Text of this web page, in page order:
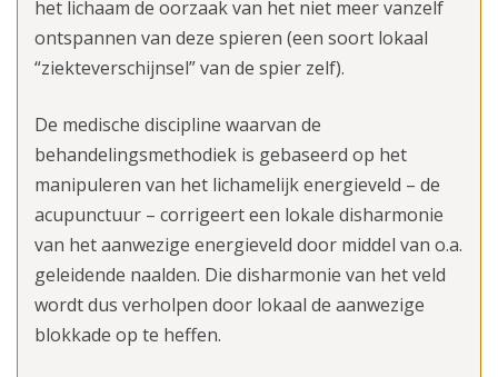
het lichaam de oorzaak van het niet meer vanzelf
ontspannen van deze spieren (een soort lokaal
“ziekteverschijnsel” van de spier zelf).
De medische discipline waarvan de
behandelingsmethodiek is gebaseerd op het
manipuleren van het lichamelijk energieveld – de
acupunctuur – corrigeert een lokale disharmonie
van het aanwezige energieveld door middel van o.a.
geleidende naalden. Die disharmonie van het veld
wordt dus verholpen door lokaal de aanwezige
blokkade op te heffen.